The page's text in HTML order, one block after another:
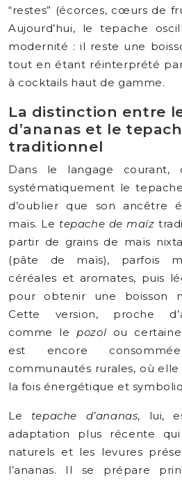
“restes” (écorces, cœurs de
Aujourd’hui, le tepache
modernité : il reste une
tout en étant réinterprété
à cocktails haut de gamme.
La distinction entre
d’ananas et le
traditionnel
Dans le langage courant,
systématiquement le
d’oublier que son ancêtre
maïs. Le tepache de maíz
partir de grains de maïs
(pâte de maïs), parfois
céréales et aromates, puis
pour obtenir une boisson
Cette version, proche
comme lepozol ou
est encore
communautés rurales, où
la fois énergétique et
Le tepache d’ananas, lui,
adaptation plus récente
naturels et les levures
l’ananas. Il se prépare